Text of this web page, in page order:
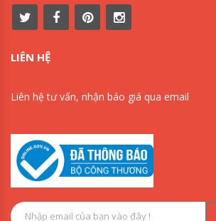
LIÊN HỆ
Liên hệ tư vấn, nhận báo giá qua email